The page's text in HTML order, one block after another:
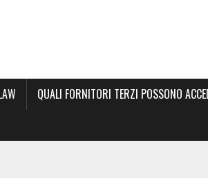
QUALI FORNITORI TERZI POSSONO